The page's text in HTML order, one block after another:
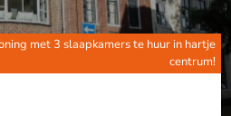
met 3 slaapkamers te huur in hartje
centrum!